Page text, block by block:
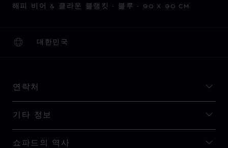
해피 비어 & 클라운 블랭킷 - 블루 - 90 X 90 CM
대한민국
현지화(국가 변경)
국가 변경
연락처
기타 정보
쇼파드의 역사